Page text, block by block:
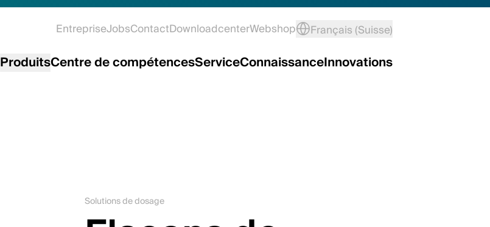
EntrepriseJobsContactDownloadcenterWebshop Français (Suisse)
ProduitsCentre de compétencesServiceConnaissanceInnovations
Solutions de dosage